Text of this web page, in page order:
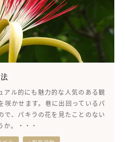
アル的にも魅力的な人気のある観
咲かせます。巷に出回っているパ
で、パキラの花を見たことのない
か。・・・